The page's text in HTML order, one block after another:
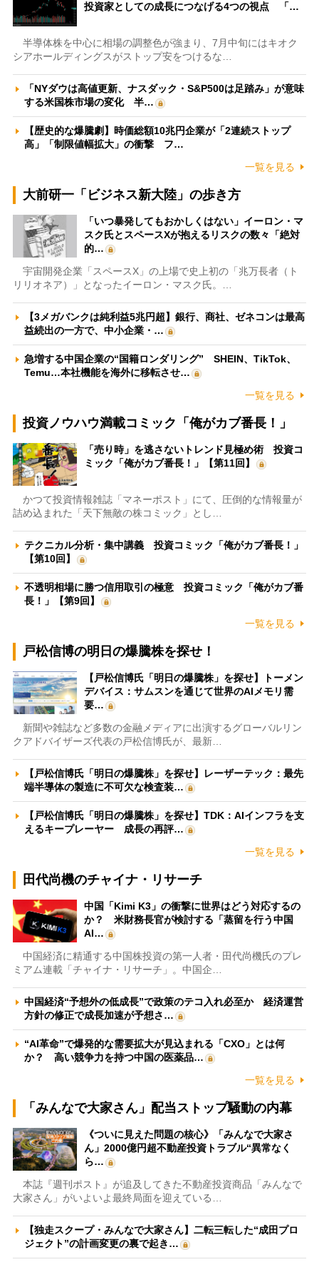
投資家としての成長につなげる4つの視点 「…
半導体株を中心に相場の調整色が強まり、7月中旬にはキオク
シアホールディングスがストップ安をつけるな…
「NYダウは高値更新、ナスダック・S&P500は足踏み」が意味
する米国株市場の変化 半…
【歴史的な爆騰劇】時価総額10兆円企業が「2連続ストップ
高」「制限値幅拡大」の衝撃 フ…
一覧を見る
大前研一「ビジネス新大陸」の歩き方
「いつ暴発してもおかしくはない」イーロン・マ
スク氏とスペースXが抱えるリスクの数々「絶対
的…
宇宙開発企業「スペースX」の上場で史上初の「兆万長者（ト
リリオネア）」となったイーロン・マスク氏。…
【3メガバンクは純利益5兆円超】銀行、商社、ゼネコンは最高
益続出の一方で、中小企業・…
急増する中国企業の“国籍ロンダリング” SHEIN、TikTok、
Temu…本社機能を海外に移転させ…
一覧を見る
投資ノウハウ満載コミック「俺がカブ番長！」
「売り時」を逃さないトレンド見極め術 投資コ
ミック「俺がカブ番長！」【第11回】
かつて投資情報雑誌「マネーポスト」にて、圧倒的な情報量が
詰め込まれた「天下無敵の株コミック」とし…
テクニカル分析・集中講義 投資コミック「俺がカブ番長！」
【第10回】
不透明相場に勝つ信用取引の極意 投資コミック「俺がカブ番
長！」【第9回】
一覧を見る
戸松信博の明日の爆騰株を探せ！
【戸松信博氏「明日の爆騰株」を探せ】トーメン
デバイス：サムスンを通じて世界のAIメモリ需
要…
新聞や雑誌など多数の金融メディアに出演するグローバルリン
クアドバイザーズ代表の戸松信博氏が、最新…
【戸松信博氏「明日の爆騰株」を探せ】レーザーテック：最先
端半導体の製造に不可欠な検査装…
【戸松信博氏「明日の爆騰株」を探せ】TDK：AIインフラを支
えるキープレーヤー 成長の再評…
一覧を見る
田代尚機のチャイナ・リサーチ
中国「Kimi K3」の衝撃に世界はどう対応するの
か？ 米財務長官が検討する「蒸留を行う中国
AI…
中国経済に精通する中国株投資の第一人者・田代尚機氏のプレ
ミアム連載「チャイナ・リサーチ」。中国企…
中国経済“予想外の低成長”で政策のテコ入れ必至か 経済運営
方針の修正で成長加速が予想さ…
“AI革命”で爆発的な需要拡大が見込まれる「CXO」とは何
か？ 高い競争力を持つ中国の医薬品…
一覧を見る
「みんなで大家さん」配当ストップ騒動の内幕
《ついに見えた問題の核心》「みんなで大家さ
ん」2000億円超不動産投資トラブル“異常なく
ら…
本誌『週刊ポスト』が追及してきた不動産投資商品「みんなで
大家さん」がいよいよ最終局面を迎えている…
【独走スクープ・みんなで大家さん】二転三転した“成田プロ
ジェクト”の計画変更の裏で起き…